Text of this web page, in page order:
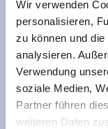
Wir verwenden
personalisieren,
zu können und
analysieren.
Verwendung
soziale Medien,
Partner führen
weiteren Daten